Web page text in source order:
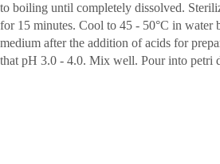
to boiling until completely dissolved.
for 15 minutes. Cool to 45 - 50°C in water
medium after the addition of acids for
that pH 3.0 - 4.0. Mix well. Pour into petri